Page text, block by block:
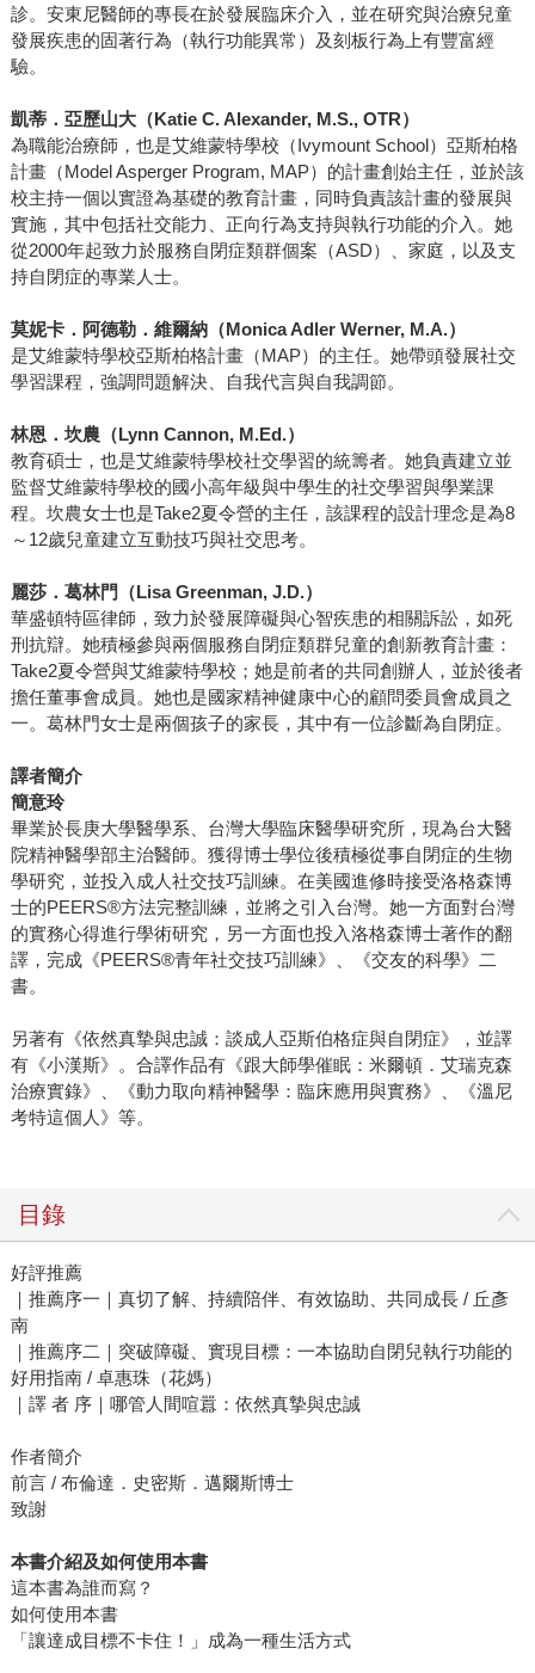
診。安東尼醫師的專長在於發展臨床介入，並在研究與治療兒童
發展疾患的固著行為（執行功能異常）及刻板行為上有豐富經
驗。
凱蒂．亞歷山大（Katie C. Alexander, M.S., OTR）
為職能治療師，也是艾維蒙特學校（Ivymount School）亞斯柏格
計畫（Model Asperger Program, MAP）的計畫創始主任，並於該
校主持一個以實證為基礎的教育計畫，同時負責該計畫的發展與
實施，其中包括社交能力、正向行為支持與執行功能的介入。她
從2000年起致力於服務自閉症類群個案（ASD）、家庭，以及支
持自閉症的專業人士。
莫妮卡．阿德勒．維爾納（Monica Adler Werner, M.A.）
是艾維蒙特學校亞斯柏格計畫（MAP）的主任。她帶頭發展社交
學習課程，強調問題解決、自我代言與自我調節。
林恩．坎農（Lynn Cannon, M.Ed.）
教育碩士，也是艾維蒙特學校社交學習的統籌者。她負責建立並
監督艾維蒙特學校的國小高年級與中學生的社交學習與學業課
程。坎農女士也是Take2夏令營的主任，該課程的設計理念是為8
～12歲兒童建立互動技巧與社交思考。
麗莎．葛林門（Lisa Greenman, J.D.）
華盛頓特區律師，致力於發展障礙與心智疾患的相關訴訟，如死
刑抗辯。她積極參與兩個服務自閉症類群兒童的創新教育計畫：
Take2夏令營與艾維蒙特學校；她是前者的共同創辦人，並於後者
擔任董事會成員。她也是國家精神健康中心的顧問委員會成員之
一。葛林門女士是兩個孩子的家長，其中有一位診斷為自閉症。
譯者簡介
簡意玲
畢業於長庚大學醫學系、台灣大學臨床醫學研究所，現為台大醫
院精神醫學部主治醫師。獲得博士學位後積極從事自閉症的生物
學研究，並投入成人社交技巧訓練。在美國進修時接受洛格森博
士的PEERS®方法完整訓練，並將之引入台灣。她一方面對台灣
的實務心得進行學術研究，另一方面也投入洛格森博士著作的翻
譯，完成《PEERS®青年社交技巧訓練》、《交友的科學》二
書。
另著有《依然真摯與忠誠：談成人亞斯伯格症與自閉症》，並譯
有《小漢斯》。合譯作品有《跟大師學催眠：米爾頓．艾瑞克森
治療實錄》、《動力取向精神醫學：臨床應用與實務》、《溫尼
考特這個人》等。
目錄
好評推薦
｜推薦序一｜真切了解、持續陪伴、有效協助、共同成長 / 丘彥
南
｜推薦序二｜突破障礙、實現目標：一本協助自閉兒執行功能的
好用指南 / 卓惠珠（花媽）
｜譯 者 序｜哪管人間喧囂：依然真摯與忠誠
作者簡介
前言 / 布倫達．史密斯．邁爾斯博士
致謝
本書介紹及如何使用本書
這本書為誰而寫？
如何使用本書
「讓達成目標不卡住！」成為一種生活方式